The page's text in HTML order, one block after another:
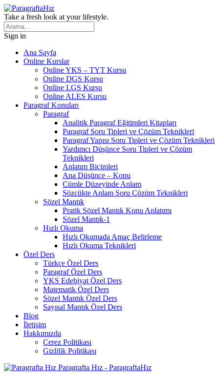
Take a fresh look at your lifestyle.
Sign in
Ana Sayfa
Online Kurslar
Online YKS – TYT Kursu
Online DGS Kursu
Online LGS Kursu
Online ALES Kursu
Paragraf Konuları
Paragraf
Analitik Paragraf Eğitimleri Kitapları
Paragraf Soru Tipleri ve Çözüm Teknikleri
Paragraf Yapısı Soru Tipleri ve Çözüm Teknikleri
Yardımcı Düşünce Soru Tipleri ve Çözüm
Teknikleri
Anlatım Biçimleri
Ana Düşünce – Konu
Cümle Düzeyinde Anlam
Sözcükte Anlam Soru Çözüm Teknikleri
Sözel Mantık
Pratik Sözel Mantık Konu Anlatımı
Sözel Mantık-1
Hızlı Okuma
Hızlı Okumada Amaç Belirleme
Hızlı Okuma Teknikleri
Özel Ders
Türkçe Özel Ders
Paragraf Özel Ders
YKS Edebiyat Özel Ders
Matematik Özel Ders
Sözel Mantık Özel Ders
Sayısal Mantık Özel Ders
Blog
İletişim
Hakkımızda
Çerez Politikası
Gizlilik Politikası
Paragrafta Hız - ParagraftaHız